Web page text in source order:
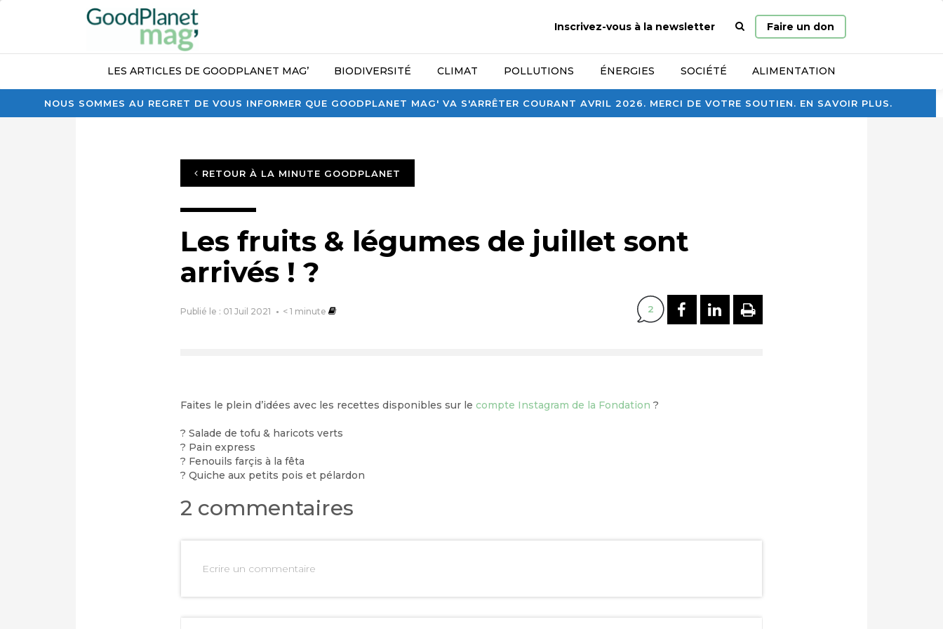
NOUS SOMMES AU REGRET DE VOUS INFORMER QUE GOODPLANET MAG' VA S'ARRÊTER COURANT AVRIL 2026. MERCI DE VOTRE SOUTIEN. EN SAVOIR PLUS.
Inscrivez-vous à la newsletter
Page
d’accueil
Faire un don
LES ARTICLES DE GOODPLANET MAG’ BIODIVERSITÉ CLIMAT POLLUTIONS ÉNERGIES SOCIÉTÉ ALIMENTATION
RETOUR À LA MINUTE GOODPLANET
Les fruits & légumes de juillet sont
arrivés ! ?
Publié le : 01 Juil 2021 < 1 minute 2 PARTAGER SUR FACEBOOK
PARTAGER SUR
IMPRIMER
Faites le plein d’idées avec les recettes disponibles sur le compte Instagram de la Fondation ?
? Salade de tofu & haricots verts
? Pain express
? Fenouils farçis à la fêta
? Quiche aux petits pois et pélardon
2 commentaires
Ecrire un commentaire